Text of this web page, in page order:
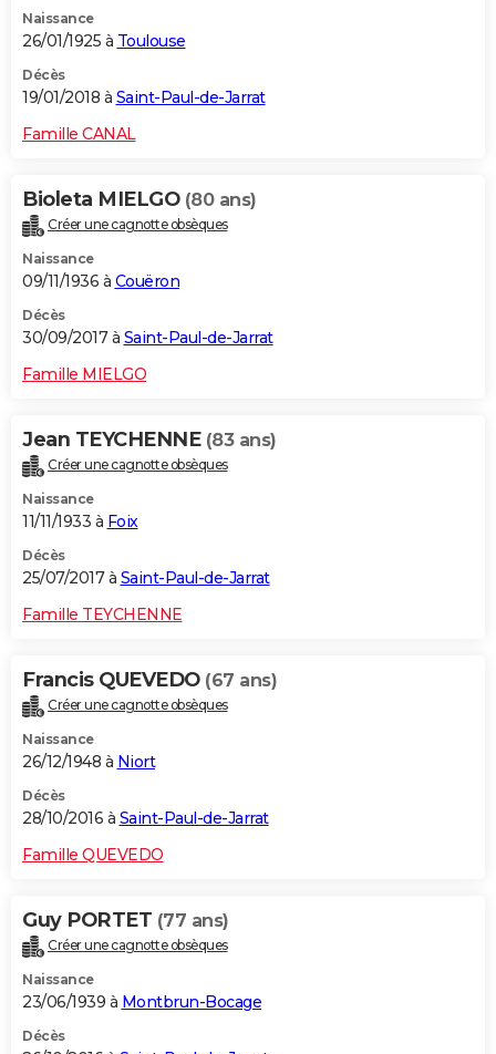
Naissance
26/01/1925 à Toulouse
Décès
19/01/2018 à Saint-Paul-de-Jarrat
Famille CANAL
Bioleta MIELGO (80 ans)
Créer une cagnotte obsèques
Naissance
09/11/1936 à Couëron
Décès
30/09/2017 à Saint-Paul-de-Jarrat
Famille MIELGO
Jean TEYCHENNE (83 ans)
Créer une cagnotte obsèques
Naissance
11/11/1933 à Foix
Décès
25/07/2017 à Saint-Paul-de-Jarrat
Famille TEYCHENNE
Francis QUEVEDO (67 ans)
Créer une cagnotte obsèques
Naissance
26/12/1948 à Niort
Décès
28/10/2016 à Saint-Paul-de-Jarrat
Famille QUEVEDO
Guy PORTET (77 ans)
Créer une cagnotte obsèques
Naissance
23/06/1939 à Montbrun-Bocage
Décès